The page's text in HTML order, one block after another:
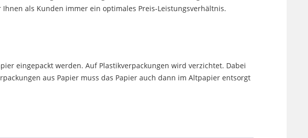
als Kunden immer ein optimales Preis-Leistungsverhältnis.
eingepackt werden. Auf Plastikverpackungen wird verzichtet. Dabei
aus Papier muss das Papier auch dann im Altpapier entsorgt